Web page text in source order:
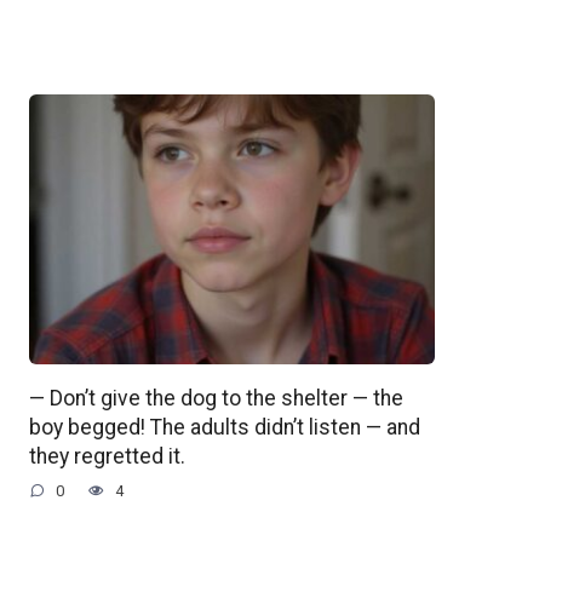
— Don’t give the dog to the shelter — the
boy begged! The adults didn’t listen — and
they regretted it.
0 4